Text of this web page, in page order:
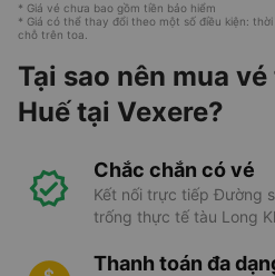
* Giá vé chưa bao gồm tiền bảo hiểm
* Giá có thể thay đổi theo một số điều kiện:
chỗ trên toa.
Tại sao nên mua
Huế tại Vexere?
Chắc chắn có vé
Kết nối trực tiếp Đường
trống thực tế tàu Long
Thanh toán đa